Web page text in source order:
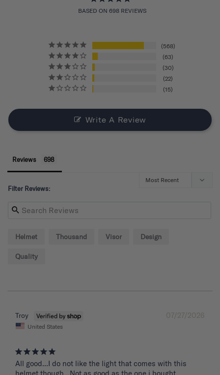
BASED ON 698 REVIEWS
568
63
30
22
15
Write A Review
Reviews
Filter Reviews:
Helmet Thousand Visor Design
Quality
07/27/2026
Troy
United States
All good...I do not like the light that comes with this